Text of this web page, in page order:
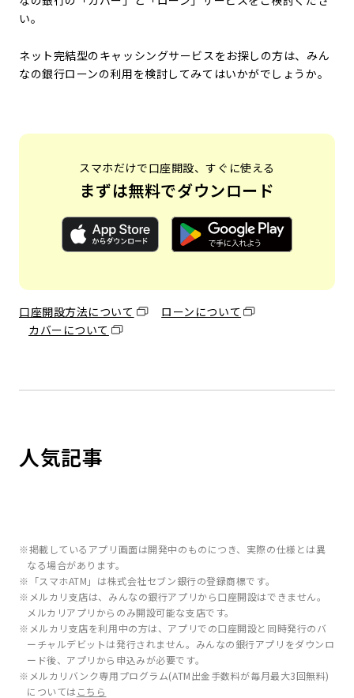
い。
ネット完結型のキャッシングサービスをお探しの方は、みん
なの銀行ローンの利用を検討してみてはいかがでしょうか。
スマホだけで口座開設、すぐに使える
まずは無料でダウンロード
口座開設方法について
ローンについて
カバーについて
人気記事
※掲載しているアプリ画面は開発中のものにつき、実際の仕様とは異
なる場合があります。
※「スマホATM」は株式会社セブン銀行の登録商標です。
※メルカリ支店は、みんなの銀行アプリから口座開設はできません。
メルカリアプリからのみ開設可能な支店です。
※メルカリ支店を利用中の方は、アプリでの口座開設と同時発行のバ
ーチャルデビットは発行されません。みんなの銀行アプリをダウンロ
ード後、アプリから申込みが必要です。
※メルカリバンク専用プログラム(ATM出金手数料が毎月最大3回無料)
については こちら